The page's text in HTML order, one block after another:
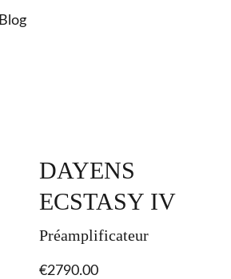
Blog
DAYENS
ECSTASY IV
Préamplificateur
€2790.00